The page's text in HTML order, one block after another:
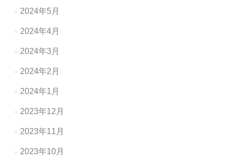
2024年5月
2024年4月
2024年3月
2024年2月
2024年1月
2023年12月
2023年11月
2023年10月